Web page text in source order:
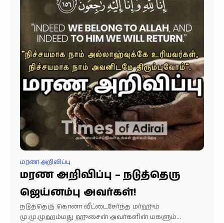
மரண அறிவிப்பு
மரண அறிவிப்பு – நடுத்தெரு
ஜெய்னம்பு அவர்கள்!
நடுத்தெரு கொனா வீட்டைசேர்ந்த மர்ஹும்
மு.மு.முஹம்மது ஹுசைன் அவர்களின் மகளும்